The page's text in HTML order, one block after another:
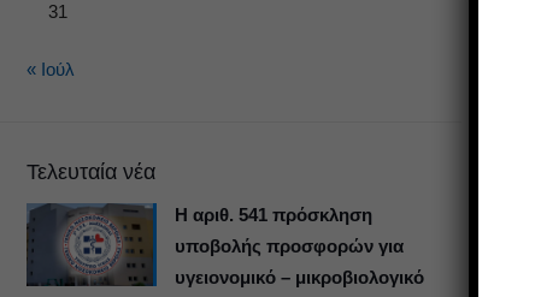
31
« Ιούλ
Τελευταία νέα
Η αριθ. 541 πρόσκληση
υποβολής προσφορών για
υγειονομικό – μικροβιολογικό